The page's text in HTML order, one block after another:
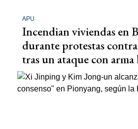
APU
Incendian viviendas en
durante protestas
tras un ataque con arma